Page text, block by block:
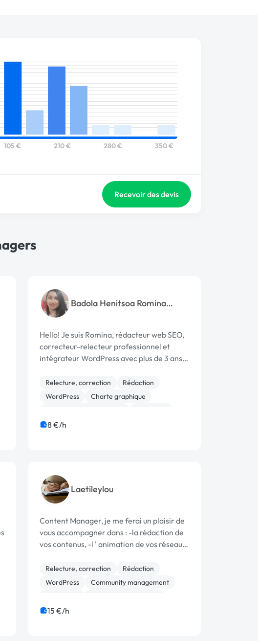
105 € 210 € 280 € 350 €
Recevoir des devis
Badola Henitsoa Romina
Hello! Je suis Romina, rédacteur web SEO,
correcteur-relecteur professionnel et
intégrateur WordPress avec plus de 3 ans
Manager. Pendant ces trois années, j'ai
piloté la stratégie éditoriale de plusieurs
Relecture, correction
Rédaction
WordPress
Charte graphique
SEO / GEO
8 €/h
Laetileylou
Content Manager, je me ferai un plaisir de
vous accompagner dans : -la rédaction de
vos contenus, -l ' animation de vos réseaux
WordPress. Mon rôle est de vous aider à
développer votre visibilit...
Relecture, correction
Rédaction
WordPress
Community management
15 €/h